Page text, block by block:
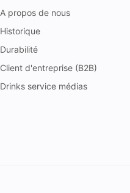
A propos de nous
Historique
Durabilité
Client d'entreprise (B2B)
Drinks service médias